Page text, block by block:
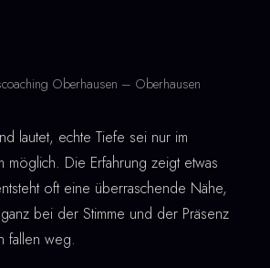
Oberhausen – Oberhausen
lautet, echte Tiefe sei nur im
möglich. Die Erfahrung zeigt etwas
oft eine überraschende Nähe,
bei der Stimme und der Präsenz
fallen weg.